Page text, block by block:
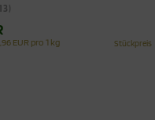
EUR pro 1 kg Stückpreis